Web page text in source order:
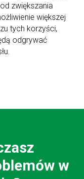
zwiększania
większej
tych korzyści,
odgrywać
w